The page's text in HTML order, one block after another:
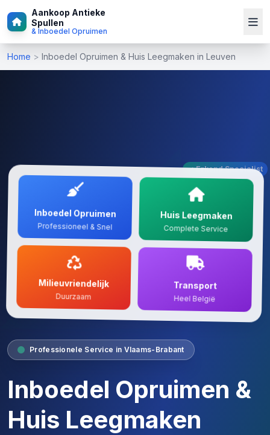
Aankoop Antieke
Spullen
& Inboedel Opruimen
Home > Inboedel Opruimen & Huis Leegmaken in Leuven
Professionele Service in Vlaams-Brabant
Inboedel Opruimen &
Huis Leegmaken
Inboedel Opruimen
Professioneel & Snel
Huis Leegmaken
Complete Service
Milieuvriendelijk
Duurzaam
Transport
Heel België
✓ Erkend Specialist